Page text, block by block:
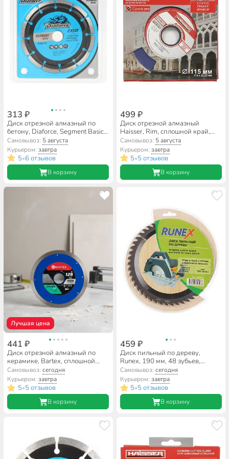
313 ₽
Диск отрезной алмазный по
бетону, Diaforce, Segment Basic,
сегментный край,
150х22.23х2.2 мм, сухой рез,
510150
Самовывоз: 5 августа
Курьером:завтра
5•6 отзывов
В корзину
499 ₽
Диск отрезной алмазный
Haisser, Rim, сплошной край,
115 мм, сухой рез, HS110051
Самовывоз: 5 августа
Курьером: завтра
5•5 отзывов
В корзину
Лучшая цена
441 ₽
Диск отрезной алмазный по
керамике, Bartex, сплошной
край, 125х22.23х1 мм, сухой/
влажный рез, R032
Самовывоз:сегодня
Курьером:завтра
5•5 отзывов
В корзину
459 ₽
Диск пильный по дереву,
Runex, 190 мм, 48 зубьев,
посадочный диаметр 30/20 мм,
551010
Самовывоз: сегодня
Курьером: завтра
5•5 отзывов
В корзину